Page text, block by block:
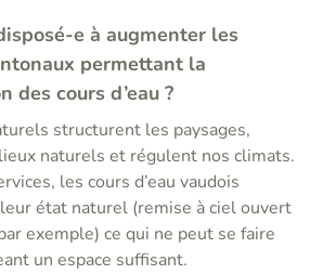
e à augmenter les
permettant la
des cours d’eau ?
structurent les paysages,
naturels et régulent nos climats.
les cours d’eau vaudois
état naturel (remise à ciel ouvert
exemple) ce qui ne peut se faire
un espace suffisant.